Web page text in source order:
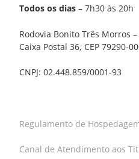
Todos os dias – 7h30 às 20h
Rodovia Bonito Três Morros
Caixa Postal 36, CEP 79290-
CNPJ: 02.448.859/0001-93
Regulamento de
Canal de Atendimento aos